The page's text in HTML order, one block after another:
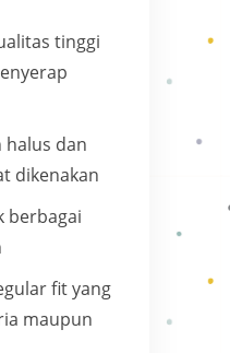
tinggi
halus dan
dikenakan
berbagai
fit yang
maupun